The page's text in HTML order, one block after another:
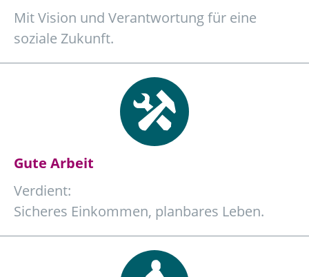
Mit Vision und Verantwortung für eine
soziale Zukunft.
Gute Arbeit
Verdient:
Sicheres Einkommen, planbares Leben.